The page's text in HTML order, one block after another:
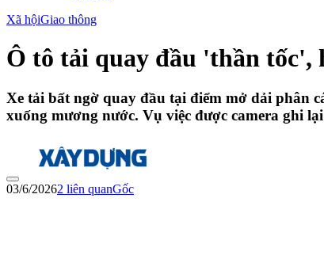
Xã hộiGiao thông
Ô tô tải quay đầu 'thần tốc',
Xe tải bất ngờ quay đầu tại điểm mở dải phân
xuống mương nước. Vụ việc được camera ghi
03/6/20262 liên quanGốc